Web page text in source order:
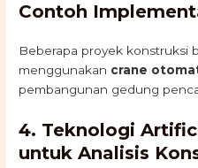
Contoh
Beberapa proyek konstruksi
menggunakan crane
pembangunan gedung
4. Teknologi
untuk Analisis